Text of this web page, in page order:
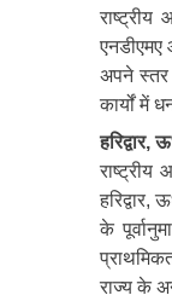
अपने स्तर
कार्यों में
राष्ट्रीय
के
राज्य के